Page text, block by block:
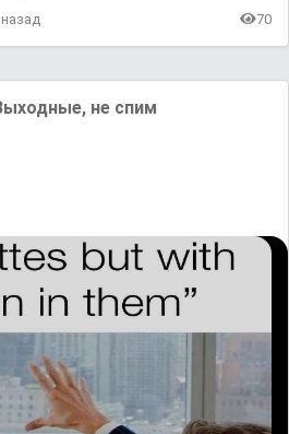
70
не спим